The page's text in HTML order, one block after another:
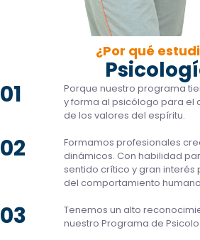
¿Por qué
01
Porque nuestro programa
y forma al psicólogo para el
de los valores del espíritu.
02
Formamos profesionales
dinámicos. Con habilidad
sentido crítico y gran
del comportamiento
03
Tenemos un alto
nuestro Programa de